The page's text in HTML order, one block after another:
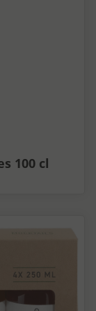
100 cl